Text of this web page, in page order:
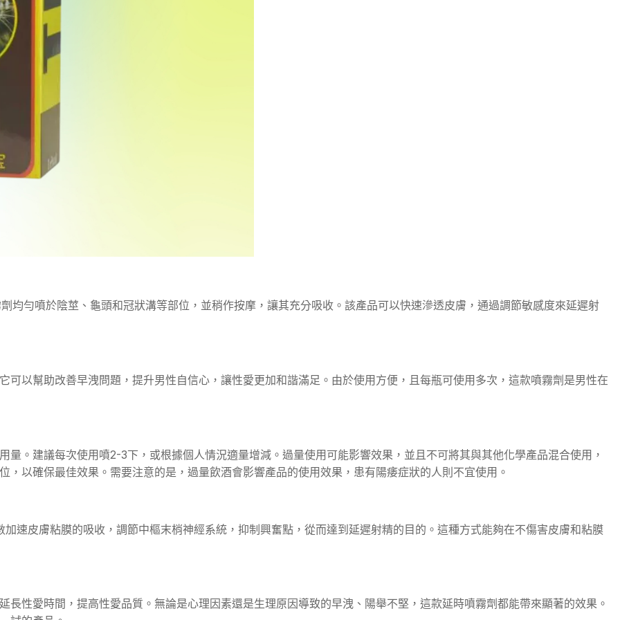
均勻噴於陰莖、龜頭和冠狀溝等部位，並稍作按摩，讓其充分吸收。該產品可以快速滲透皮膚，通過調節敏感度來延遲射
可以幫助改善早洩問題，提升男性自信心，讓性愛更加和諧滿足。由於使用方便，且每瓶可使用多次，這款噴霧劑是男性在
量。建議每次使用噴2-3下，或根據個人情況適量增減。過量使用可能影響效果，並且不可將其與其他化學產品混合使用，
以確保最佳效果。需要注意的是，過量飲酒會影響產品的使用效果，患有陽痿症狀的人則不宜使用。
速皮膚粘膜的吸收，調節中樞末梢神經系統，抑制興奮點，從而達到延遲射精的目的。這種方式能夠在不傷害皮膚和粘膜
性愛時間，提高性愛品質。無論是心理因素還是生理原因導致的早洩、陽舉不堅，這款延時噴霧劑都能帶來顯著的效果。